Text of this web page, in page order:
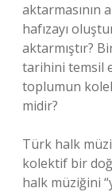
aktarmasının
hafızayı
aktarmıştır?
tarihini temsil
toplumun
midir?
Türk halk
kolektif bir
halk müziğini